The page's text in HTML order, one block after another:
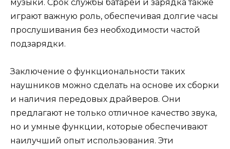
музыки. Срок службы батареи и зарядка также
играют важную роль, обеспечивая долгие часы
прослушивания без необходимости частой
подзарядки.
Заключение о функциональности таких
наушников можно сделать на основе их сборки
и наличия передовых драйверов. Они
предлагают не только отличное качество звука,
но и умные функции, которые обеспечивают
наилучший опыт использования. Эти